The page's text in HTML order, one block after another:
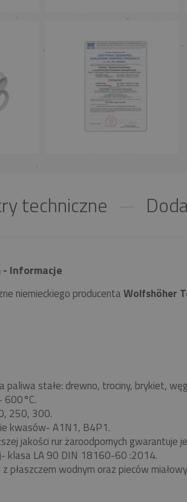
techniczne
- Informacje
niemieckiego producentaWolfshöher
paliwa stałe: drewno, trociny, brykiet,
600°C.
250, 300.
kwasów- A1N1, B4P1.
jakości rur żaroodpornych
klasa LA 90 DIN 18160-60 :2014.
płaszczem wodnym oraz pieców